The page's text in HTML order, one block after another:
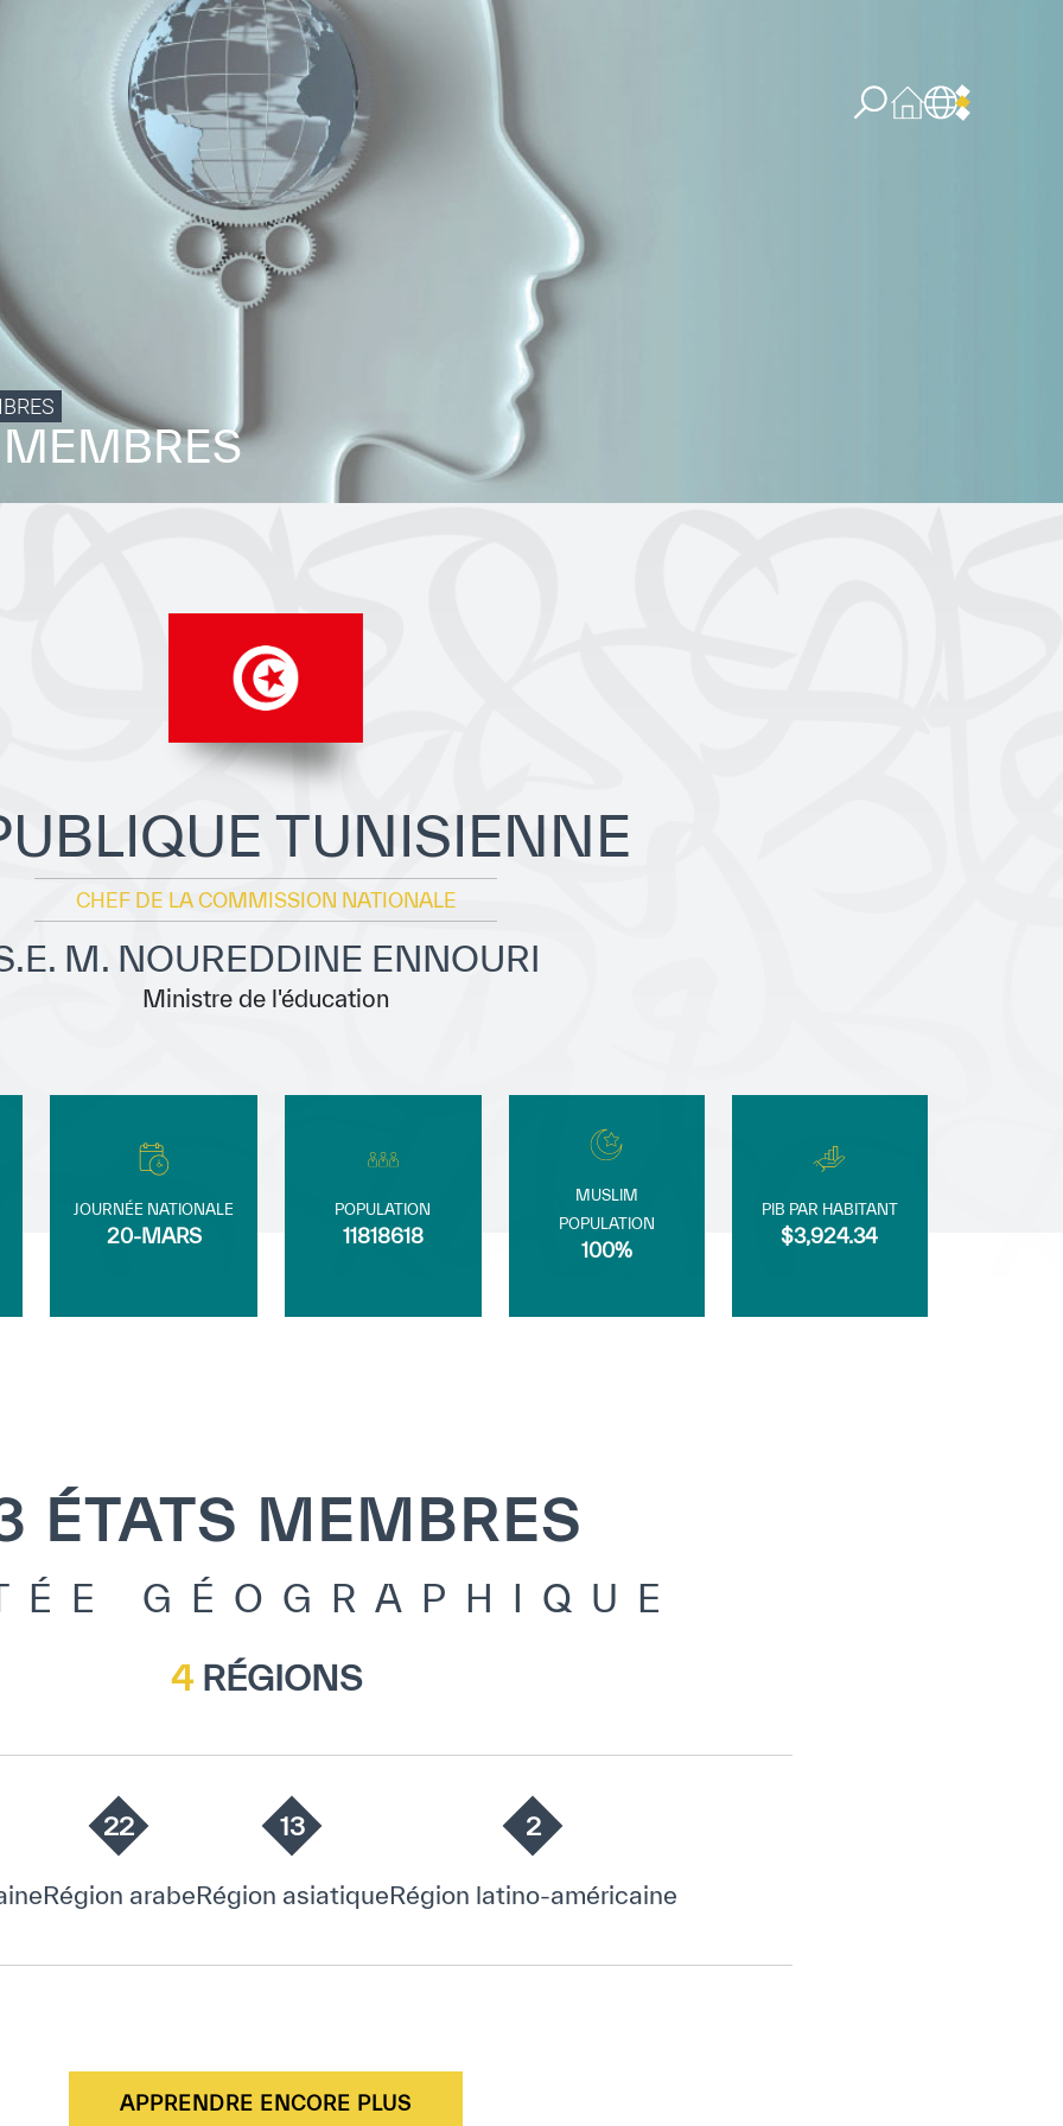
MEMBRES
TUNISIENNE
CHEF DE LA COMMISSION NATIONALE
M. NOUREDDINE ENNOURI
Ministre de l'éducation
JOURNÉE NATIONALE
20-MARS
POPULATION
11818618
MUSLIM
POPULATION
100%
PIB PAR HABITANT
$3,924.34
ÉTATS MEMBRES
GÉOGRAPHIQUE
4RÉGIONS
22
Région arabe
13
Région asiatique
2
Région latino-américaine
APPRENDRE ENCORE PLUS